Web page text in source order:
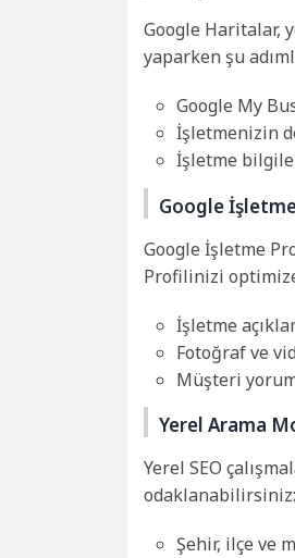
Google Haritalar,
yaparken şu
Google My
İşletmenizin
İşletme
Google
Google İşletme
Profilinizi
İşletme
Fotoğraf ve
Müşteri
Yerel Arama
Yerel SEO
odaklanabilirsiniz:
Şehir, ilçe ve